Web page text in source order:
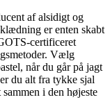
af alsidigt og
er enten skabt
certificeret
Vælg
når du går på jagt
du alt fra tykke sjal
i den højeste